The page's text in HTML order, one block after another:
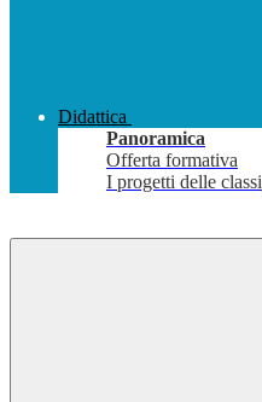
Didattica
Panoramica
Offerta formativa
I progetti delle classi